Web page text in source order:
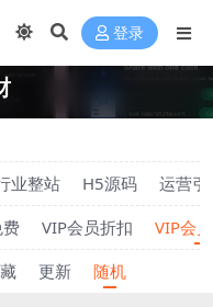
登录
业整站 H5源码
运营引
VIP会员折扣
VIP会
更新 随机